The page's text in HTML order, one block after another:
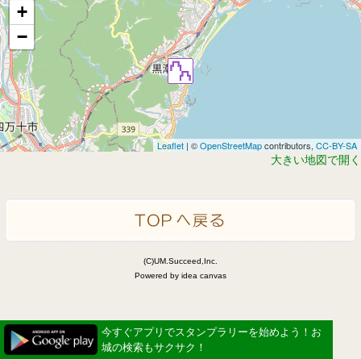
+
−
Leaflet | ©OpenStreetMapcontributors, CC-BY-SA
大きい地図で開く
(C)UM.Succeed,Inc.
Powered by idea canvas
今すぐアプリでスタンプラリーを始めよう！お
城の検索もサクサク！